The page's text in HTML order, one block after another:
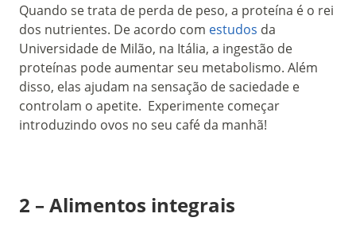
Quando se trata de perda de peso, a proteína é o rei
dos nutrientes. De acordo com estudos da
Universidade de Milão, na Itália, a ingestão de
proteínas pode aumentar seu metabolismo. Além
disso, elas ajudam na sensação de saciedade e
controlam o apetite. Experimente começar
introduzindo ovos no seu café da manhã!
2 – Alimentos integrais